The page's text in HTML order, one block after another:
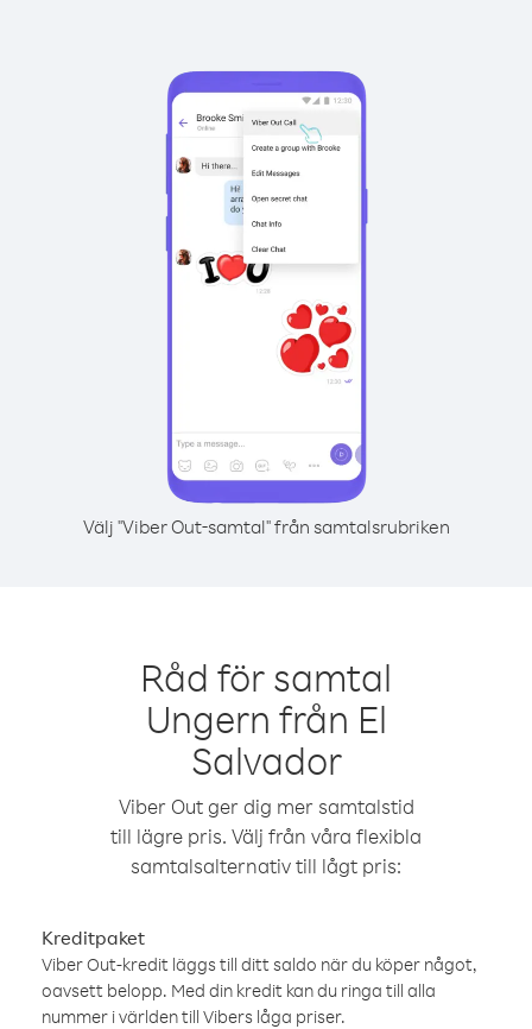
Välj "Viber Out-samtal" från samtalsrubriken
Råd för samtal
Ungern från El
Salvador
Viber Out ger dig mer samtalstid
till lägre pris. Välj från våra flexibla
samtalsalternativ till lågt pris:
Kreditpaket
Viber Out-kredit läggs till ditt saldo när du köper något,
oavsett belopp. Med din kredit kan du ringa till alla
nummer i världen till Vibers låga priser.